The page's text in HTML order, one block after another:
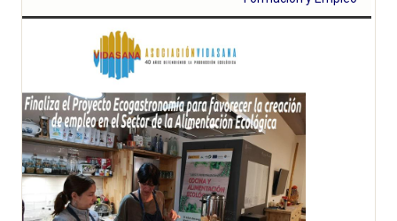
próximo 24 de
abril
que se tomen
medidas